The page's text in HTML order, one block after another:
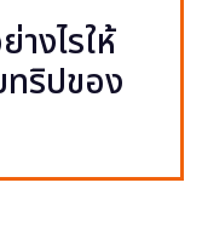
างไรให้
ริปของ